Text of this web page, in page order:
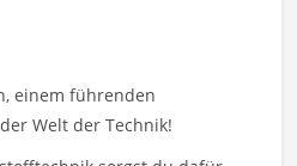
einem führenden
Welt der Technik!